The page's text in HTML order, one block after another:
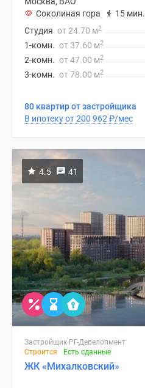
Соколиная гора
15 мин.
Студия от 24.70 м2
1-комн. от 37.60 м2
2-комн. от 47.00 м2
3-комн. от 78.00 м2
80 квартир от застройщика
В ипотеку от 200 962 ₽/мес
4.5 41
Застройщик РГ-Девелопмент
Строится
Есть сданные
ЖК «Михалковский»